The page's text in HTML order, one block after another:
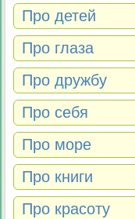
Про детей
Про глаза
Про дружбу
Про себя
Про море
Про книги
Про красоту